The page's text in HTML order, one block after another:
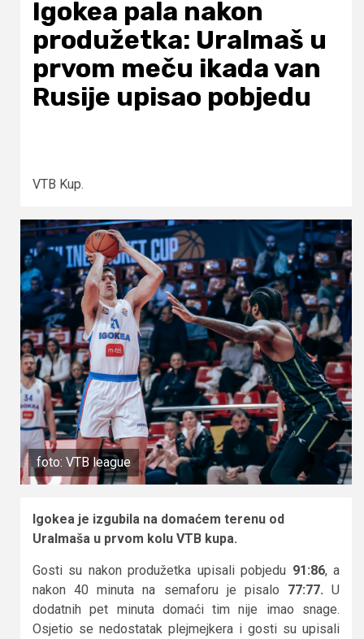
Igokea pala nakon
produžetka: Uralmaš u
prvom meču ikada van
Rusije upisao pobjedu
VTB Kup.
foto: VTB league
Igokea je izgubila na domaćem terenu od
Uralmaša u prvom kolu VTB kupa.
Gosti su nakon produžetka upisali pobjedu 91:86, a
nakon 40 minuta na semaforu je pisalo 77:77. U
dodatnih pet minuta domaći tim nije imao snage.
Osjetio se nedostatak plejmejkera i gosti su upisali